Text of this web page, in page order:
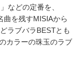
などの定番を、
曲を残すMISIAから
ラブバラBESTとも
カラーの珠玉のラブ